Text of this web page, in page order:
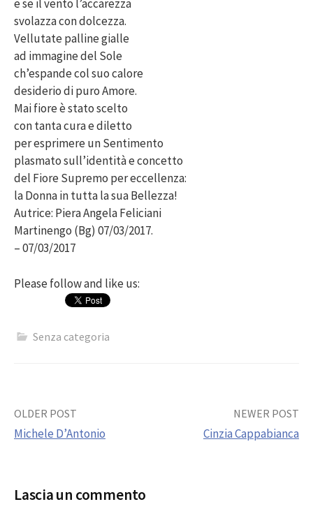
e se il vento l’accarezza
svolazza con dolcezza.
Vellutate palline gialle
ad immagine del Sole
ch’espande col suo calore
desiderio di puro Amore.
Mai fiore è stato scelto
con tanta cura e diletto
per esprimere un Sentimento
plasmato sull’identità e concetto
del Fiore Supremo per eccellenza:
la Donna in tutta la sua Bellezza!
Autrice: Piera Angela Feliciani
Martinengo (Bg) 07/03/2017.
– 07/03/2017
Please follow and like us:
Senza categoria
Post
OLDER POST
Michele D’Antonio
NEWER POST
Cinzia Cappabianca
Lascia un commento